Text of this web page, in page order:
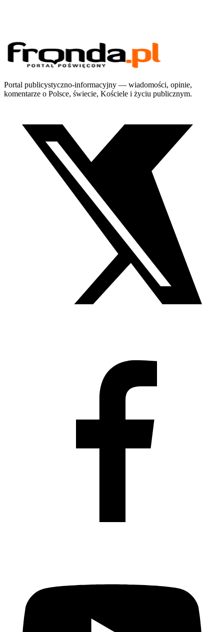
Portal publicystyczno-informacyjny — wiadomości, opinie,
komentarze o Polsce, świecie, Kościele i życiu publicznym.